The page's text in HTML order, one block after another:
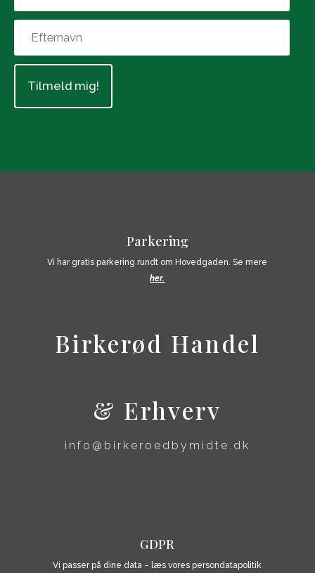
Parkering
Vi har gratis parkering rundt om Hovedgaden. Se mere
her.
​Birkerød Handel
& Erhverv
info@birkeroedbymidte.dk
GDPR
Vi passer på dine data – læs vores persondatapolitik